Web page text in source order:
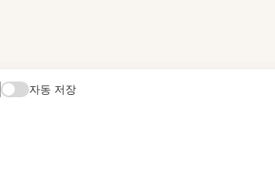
자동 저장